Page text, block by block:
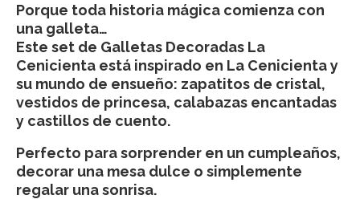
Porque toda historia mágica comienza con
una galleta…
Este set de Galletas Decoradas La
Cenicienta está inspirado en La Cenicientay
su mundo de ensueño: zapatitos de cristal,
vestidos de princesa, calabazas encantadas
y castillos de cuento.
Perfecto para sorprender en un cumpleaños,
decorar una mesa dulce o simplemente
regalar una sonrisa.